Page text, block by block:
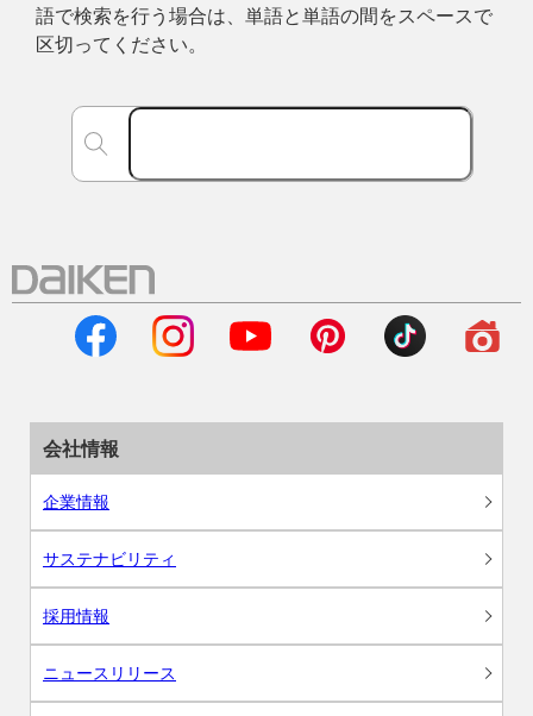
語で検索を行う場合は、単語と単語の間をスペースで
区切ってください。
会社情報
企業情報
サステナビリティ
採用情報
ニュースリリース